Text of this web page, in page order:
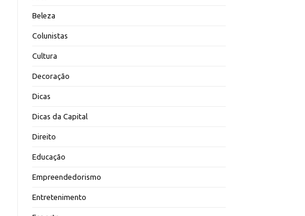
Beleza
Colunistas
Cultura
Decoração
Dicas
Dicas da Capital
Direito
Educação
Empreendedorismo
Entretenimento